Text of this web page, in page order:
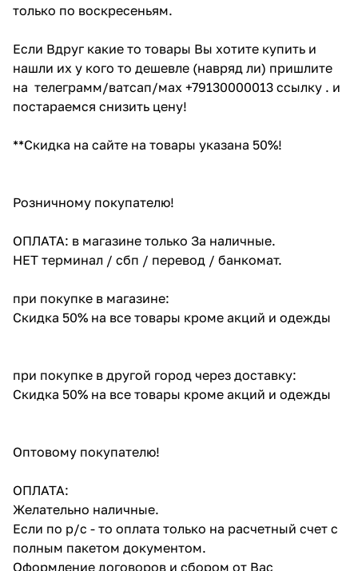
только по воскресеньям.
Если Вдруг какие то товары Вы хотите купить и
нашли их у кого то дешевле (навряд ли) пришлите
на телеграмм/ватсап/мах +79130000013 ссылку . и
постараемся снизить цену!
**Скидка на сайте на товары указана 50%!
Розничному покупателю!
ОПЛАТА: в магазине только За наличные.
НЕТ терминал / сбп / перевод / банкомат.
при покупке в магазине:
Скидка 50% на все товары кроме акций и одежды
при покупке в другой город через доставку:
Скидка 50% на все товары кроме акций и одежды
Оптовому покупателю!
ОПЛАТА:
Желательно наличные.
Если по р/с - то оплата только на расчетный счет с
полным пакетом документом.
Оформление договоров и сбором от Вас